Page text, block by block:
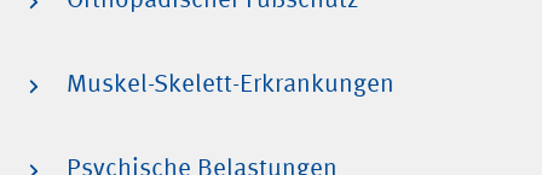
Muskel-Skelett-Erkrankungen
Psychische Belastungen